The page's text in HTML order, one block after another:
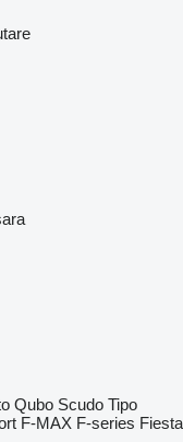
Qubo Scudo Tipo
F-MAX F-series Fiesta